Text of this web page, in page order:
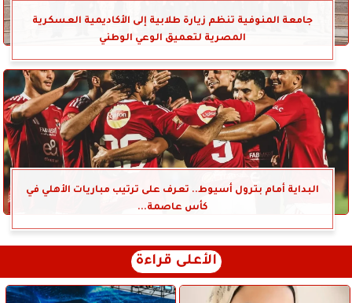
جامعة المنوفية تنظم زيارة طلابية إلى الأكاديمية العسكرية
المصرية لتعميق الوعي الوطني
البداية أمام بترول أسيوط.. تعرف على ترتيب مباريات الأهلي في
كأس عاصمة...
الأعلى قراءة